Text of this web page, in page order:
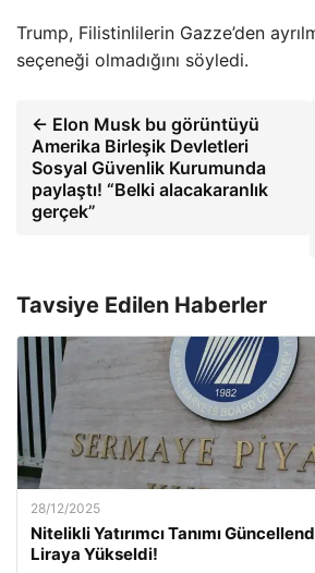
Trump, Filistinlilerin Gazze’den
seçeneği olmadığını söyledi.
← Elon Musk bu görüntüyü
Amerika Birleşik Devletleri
Sosyal Güvenlik Kurumunda
paylaştı! “Belki alacakaranlık
gerçek”
Tavsiye Edilen Haberler
28/12/2025
Nitelikli Yatırımcı Tanımı
Liraya Yükseldi!